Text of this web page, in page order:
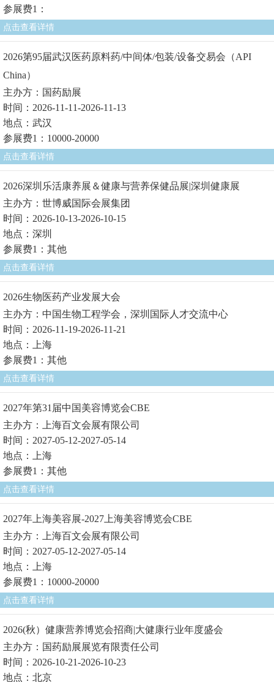
参展费1：
点击查看详情
2026第95届武汉医药原料药/中间体/包装/设备交易会（API
China）
主办方：国药励展
时间：2026-11-11-2026-11-13
地点：武汉
参展费1：10000-20000
点击查看详情
2026深圳乐活康养展＆健康与营养保健品展|深圳健康展
主办方：世博威国际会展集团
时间：2026-10-13-2026-10-15
地点：深圳
参展费1：其他
点击查看详情
2026生物医药产业发展大会
主办方：中国生物工程学会，深圳国际人才交流中心
时间：2026-11-19-2026-11-21
地点：上海
参展费1：其他
点击查看详情
2027年第31届中国美容博览会CBE
主办方：上海百文会展有限公司
时间：2027-05-12-2027-05-14
地点：上海
参展费1：其他
点击查看详情
2027年上海美容展-2027上海美容博览会CBE
主办方：上海百文会展有限公司
时间：2027-05-12-2027-05-14
地点：上海
参展费1：10000-20000
点击查看详情
2026(秋）健康营养博览会招商|大健康行业年度盛会
主办方：国药励展展览有限责任公司
时间：2026-10-21-2026-10-23
地点：北京